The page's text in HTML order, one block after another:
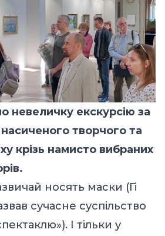
невеличку екскурсію за
творчого та
крізь намисто вибраних
носять маски (Гі
сучасне суспільство
І тільки у